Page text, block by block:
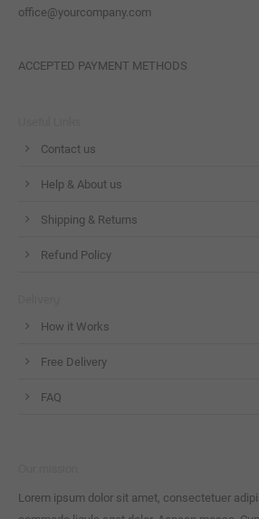
office@yourcompany.com
ACCEPTED PAYMENT METHODS
Contact us
Help & About us
Shipping & Returns
Refund Policy
How it Works
Free Delivery
FAQ
Lorem ipsum dolor sit amet, consectetuer